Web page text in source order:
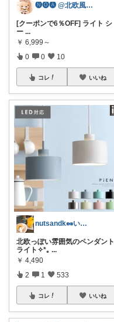
🅝🅞🅐 @北欧風とシンプル雑貨🌼
[クーポンで6％OFF] ライト シ
ー ...
￥ 6,999～
0 0 10
コレ いいね
nutsandk🥜いつも感謝です◡̈♡
北欧っぽい雰囲気のペンダント
ライト✧*｡ ...
￥ 4,490
2 1 533
コレ いいね